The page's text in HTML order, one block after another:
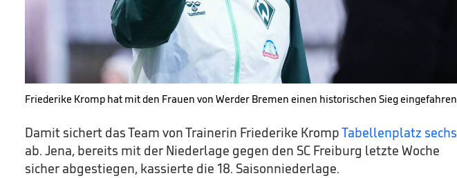
Friederike Kromp hat mit den Frauen von Werder Bremen einen historischen Sieg eingefahren
Damit sichert das Team von Trainerin Friederike KrompTabellenplatz sechs
ab. Jena, bereits mit der Niederlage gegen den SC Freiburg letzte Woche
sicher abgestiegen, kassierte die 18. Saisonniederlage.